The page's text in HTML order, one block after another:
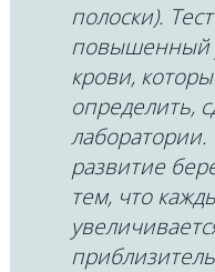
полоски).
повышенный
крови,
определить,
развитие
тем, что